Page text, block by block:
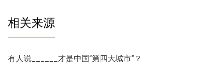
相关来源
有人说______才是中国“第四大城市”？